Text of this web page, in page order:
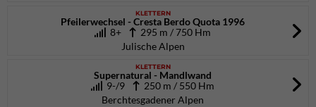
KLETTERN
Pfeilerwechsel - Cresta Berdo Quota 1996
8+
295 m / 750 Hm
Julische Alpen
KLETTERN
Supernatural - Mandlwand
9-/9
250 m / 550 Hm
Berchtesgadener Alpen